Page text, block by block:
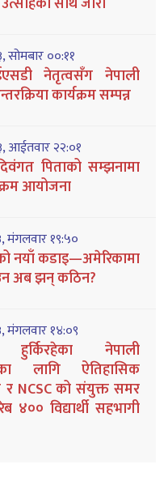
सोमबार ००:११
नेतृत्वसँग नेपाली
कार्यक्रम सम्पन्न
आईतवार २२:०१
पिताको सम्झनामा
आयोजना
मंगलवार १९:५०
नयाँ कडाइ—अमेरिकामा
अब झन् कठिन?
मंगलवार १४:०९
हुर्किरहेका नेपाली
लागि ऐतिहासिक
NCSC को संयुक्त समर
४०० विद्यार्थी सहभागी